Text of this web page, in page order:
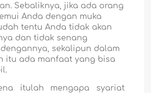
Sebaliknya, jika ada orang
Anda dengan muka
tentu Anda tidak akan
dan tidak senang
sekalipun dalam
itu ada manfaat yang bisa
itulah mengapa syariat